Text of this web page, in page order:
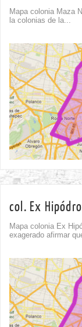
Mapa colonia Maza
la colonias de la...
col. Ex
Mapa colonia Ex
exagerado afirmar